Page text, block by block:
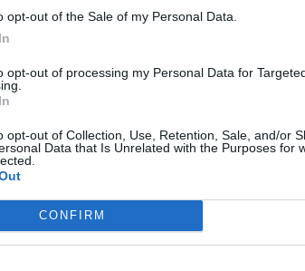
opt-out of the Sale of my Personal Data.
opt-out of processing my Personal Data for
opt-out of Collection, Use, Retention, Sale, and/or
Data that Is Unrelated with the Purposes for
CONFIRM